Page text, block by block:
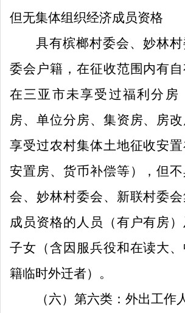
但无集体组织经济成员资格
具有槟榔村委会、 妙林村
委会 户籍，在征收范围内有
在三亚市未享受过福利分房
房、单位分房、集资房、房改
享受过农村集体土地征收安
安置房、货币补偿等）
，但
会、 妙林村委会、 新联村委会
成员资格的人员（有户有房
子女（含因服兵役和在读大
籍临时外迁者）。
（六） 第六类： 外出工作